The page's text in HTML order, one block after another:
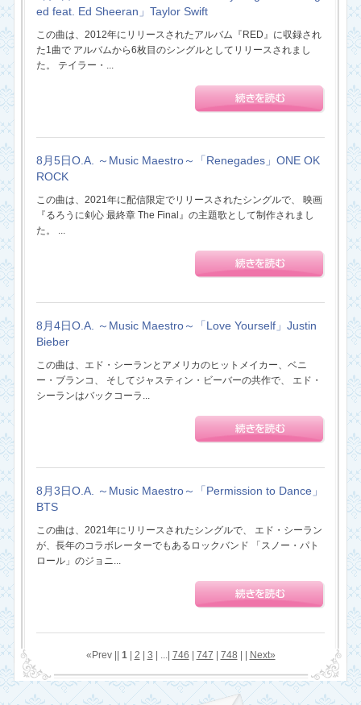
ed feat. Ed Sheeran」Taylor Swift
この曲は、2012年にリリースされたアルバム『RED』に収録され
た1曲で アルバムから6枚目のシングルとしてリリースされまし
た。 テイラー・...
8月5日O.A. ～Music Maestro～「Renegades」ONE OK
ROCK
この曲は、2021年に配信限定でリリースされたシングルで、 映画
『るろうに剣心 最終章 The Final』の主題歌として制作されまし
た。 ...
8月4日O.A. ～Music Maestro～「Love Yourself」Justin
Bieber
この曲は、エド・シーランとアメリカのヒットメイカー、ベニ
ー・ブランコ、 そしてジャスティン・ビーバーの共作で、 エド・
シーランはバックコーラ...
8月3日O.A. ～Music Maestro～「Permission to Dance」
BTS
この曲は、2021年にリリースされたシングルで、 エド・シーラン
が、長年のコラボレーターでもあるロックバンド 「スノー・パト
ロール」のジョニ...
«Prev || 1| 2 3 | ...| 746 747 748 Next»